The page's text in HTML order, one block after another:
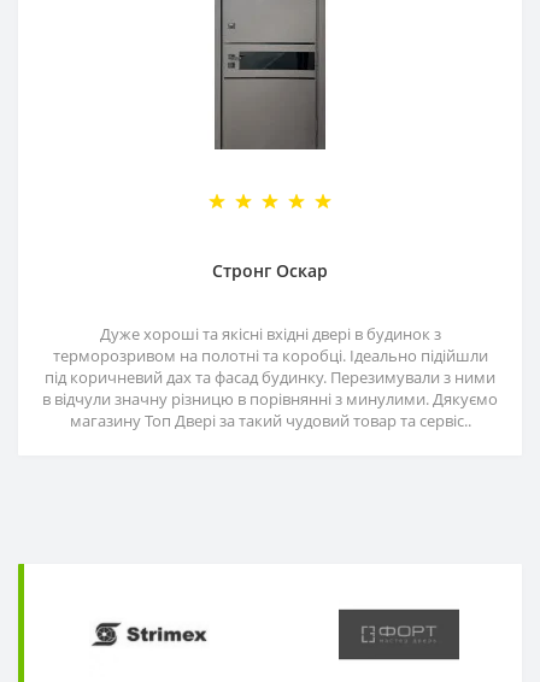
Стронг Оскар
Дуже хороші та якісні вхідні двері в будинок з
терморозривом на полотні та коробці. Ідеально підійшли
під коричневий дах та фасад будинку. Перезимували з ними
в відчули значну різницю в порівнянні з минулими. Дякуємо
магазину Топ Двері за такий чудовий товар та сервіс..